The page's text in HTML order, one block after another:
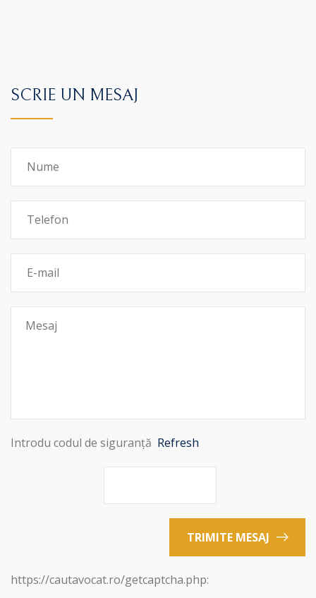
SCRIE UN MESAJ
Introdu codul de siguranță Refresh
TRIMITE MESAJ
https://cautavocat.ro/getcaptcha.php: